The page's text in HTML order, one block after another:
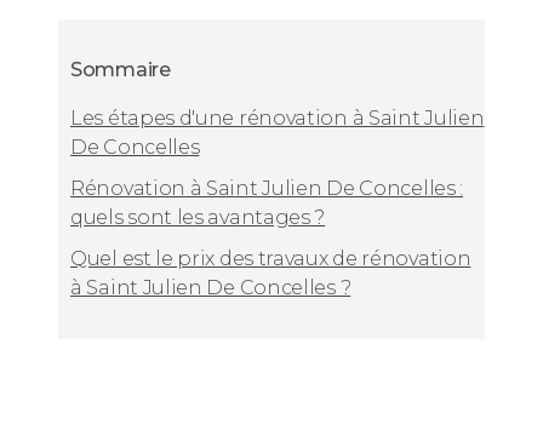
Sommaire
Les étapes d'une rénovation à Saint Julien
De Concelles
Rénovation à Saint Julien De Concelles :
quels sont les avantages ?
Quel est le prix des travaux de rénovation
à Saint Julien De Concelles ?